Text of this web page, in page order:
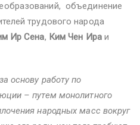
объединение
трудового народа
Ир Сена, Ким Чен Ираи
основу работу по
– путем монолитного
народных масс вокруг